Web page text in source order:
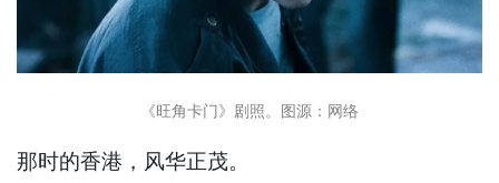
《旺角卡门》剧照。图源：网络
那时的香港，风华正茂。